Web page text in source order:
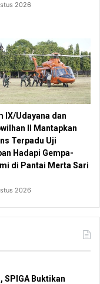
2026
IX/Udayana dan
II Mantapkan
Terpadu Uji
Hadapi Gempa-
di Pantai Merta Sari
2026
SPIGA Buktikan